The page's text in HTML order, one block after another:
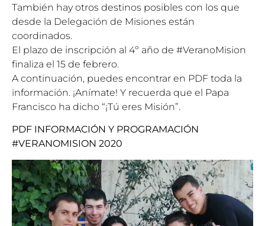
También hay otros destinos posibles con los que
desde la Delegación de Misiones están
coordinados.
El plazo de inscripción al 4º año de #VeranoMision
finaliza el 15 de febrero.
A continuación, puedes encontrar en PDF toda la
información. ¡Anímate! Y recuerda que el Papa
Francisco ha dicho “¡Tú eres Misión”.
PDF INFORMACIÓN Y PROGRAMACIÓN
#VERANOMISION 2020